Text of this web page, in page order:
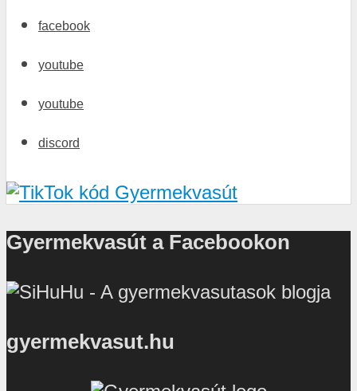
facebook
youtube
youtube
discord
Gyermekvasút a Facebookon
gyermekvasut.hu